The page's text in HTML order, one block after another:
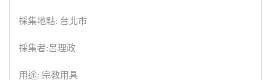
採集地點: 台北市
採集者:呂理政
用途: 宗教用具